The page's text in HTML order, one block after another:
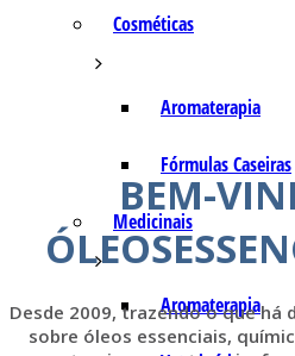
Cosméticas
Aromaterapia
Fórmulas Caseiras
Medicinais
Aromaterapia
BEM-
Desde 2009, trazendo o que há
sobre óleos essenciais,